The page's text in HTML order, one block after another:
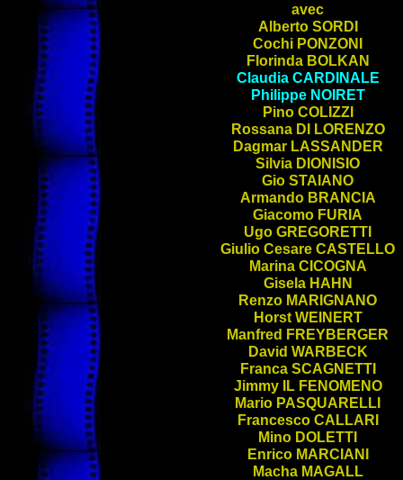
avec
Alberto SORDI
Cochi PONZONI
Florinda BOLKAN
Claudia CARDINALE
Philippe NOIRET
Pino COLIZZI
Rossana DI LORENZO
Dagmar LASSANDER
Silvia DIONISIO
Gio STAIANO
Armando BRANCIA
Giacomo FURIA
Ugo GREGORETTI
Giulio Cesare CASTELLO
Marina CICOGNA
Gisela HAHN
Renzo MARIGNANO
Horst WEINERT
Manfred FREYBERGER
David WARBECK
Franca SCAGNETTI
JimmyIL FENOMENO
Mario PASQUARELLI
Francesco CALLARI
Mino DOLETTI
Enrico MARCIANI
Macha MAGALL